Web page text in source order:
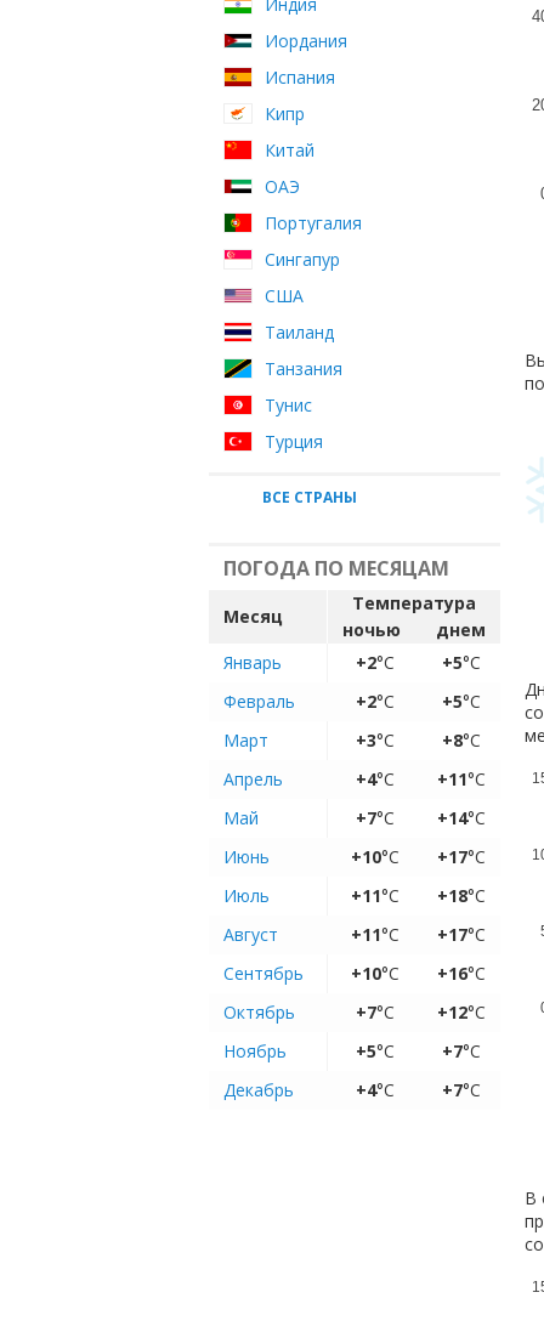
Иордания
Испания
Кипр
Китай
ОАЭ
Португалия
Сингапур
США
Таиланд
Танзания
Тунис
Турция
ВСЕ СТРАНЫ
ПОГОДА ПО МЕСЯЦАМ
Месяц
Температура
ночью
днем
Январь
+2°C +5°C
Февраль
+2°C +5°C
Март
+3°C +8°C
Апрель
+4°C +11°C
Май
+7°C +14°C
Июнь
+10°C +17°C
Июль
+11°C +18°C
Август
+11°C +17°C
Сентябрь
+10°C +16°C
Октябрь
+7°C +12°C
Ноябрь
+5°C +7°C
Декабрь
+4°C +7°C
В